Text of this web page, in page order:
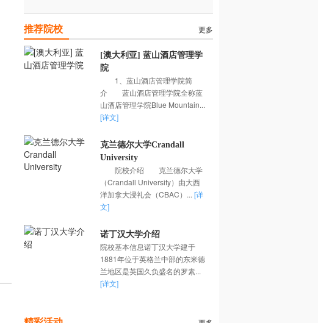
推荐院校 更多
[澳大利亚] 蓝山酒店管理学
院
1、蓝山酒店管理学院简
介 蓝山酒店管理学院全称蓝
山酒店管理学院Blue Mountain...
[详文]
克兰德尔大学Crandall
University
院校介绍 克兰德尔大学
（Crandall University）由大西
洋加拿大浸礼会（CBAC）... [详
文]
诺丁汉大学介绍
院校基本信息诺丁汉大学建于
1881年位于英格兰中部的东米德
兰地区是英国久负盛名的罗素...
[详文]